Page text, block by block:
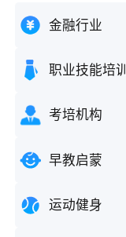
金融行业
职业技能培训
考培机构
早教启蒙
运动健身